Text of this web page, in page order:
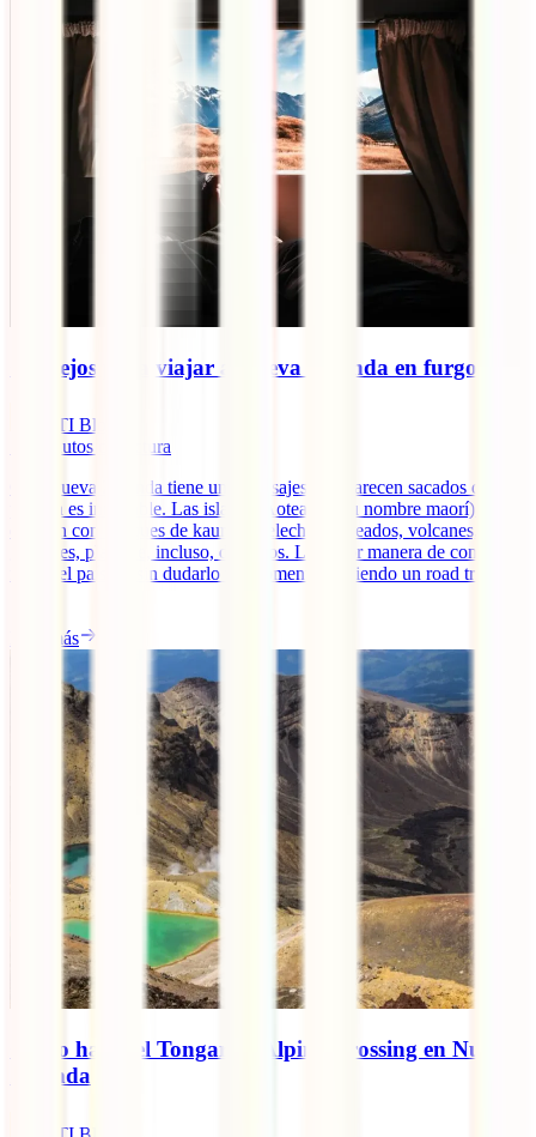
Consejos para viajar a Nueva Zelanda en furgoneta
IATI Blog
minutos de lectura
Que Nueva Zelanda tiene unos paisajes que parecen sacados de otro
planeta es innegable. Las islas de Aoteaora (su nombre maorí) te
esperan con bosques de kauris y helechos plateados, volcanes,
glaciares, playas e, incluso, desiertos. La mejor manera de conocer a
fondo el país es, sin dudarlo un momento, haciendo un road trip por
Leer más
Cómo hacer el Tongariro Alpine Crossing en Nueva
Zelanda